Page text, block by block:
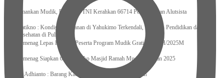
Amankan Mudik, Panglima TNI Kerahkan 66714 Personel Dan Alutsista
Pratikno : Kondisi Keamanan di Yahukimo Terkendali, Layanan Pendidikan dan
Kesehatan di Pulihkan
Kemenag Lepas Ratusan Peserta Program Mudik Gratis 1446 H/2025M
Kemenag Siapkan 6.180 Posko Masjid Ramah Mudik Lebaran 2025
Tri Adhianto : Barang Kadaluarsa Segera di Kembalikan